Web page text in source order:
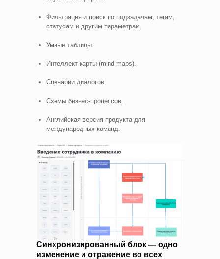
Фильтрация и поиск по подзадачам, тегам,
статусам и другим параметрам.
Умные таблицы.
Интеллект-карты (mind maps).
Сценарии диалогов.
Схемы бизнес-процессов.
Английская версия продукта для
международных команд.
Синхронизированный блок — одно
изменение и отражение во всех